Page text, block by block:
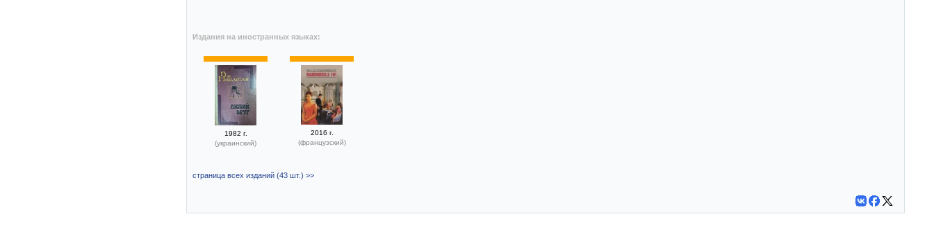
Издания на иностранных языках:
1982 г.
(украинский)
2016 г.
(французский)
страница всех изданий (43 шт.) >>